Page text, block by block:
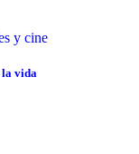
y cine
la vida